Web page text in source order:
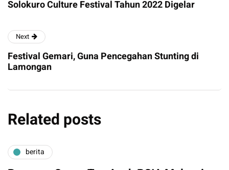
Solokuro Culture Festival Tahun 2022 Digelar
Next
Festival Gemari, Guna Pencegahan Stunting di
Lamongan
Related posts
berita